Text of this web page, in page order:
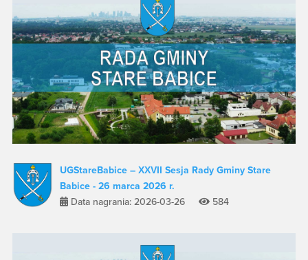
UGStareBabice – XXVII Sesja Rady Gminy Stare
Babice - 26 marca 2026 r.
Data nagrania: 2026-03-26
584